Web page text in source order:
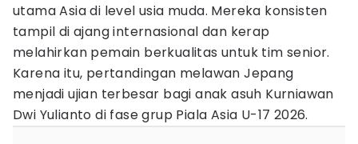
utama Asia di level usia muda. Mereka konsisten
tampil di ajang internasional dan kerap
melahirkan pemain berkualitas untuk tim senior.
Karena itu, pertandingan melawan Jepang
menjadi ujian terbesar bagi anak asuh Kurniawan
Dwi Yulianto di fase grup Piala Asia U-17 2026.